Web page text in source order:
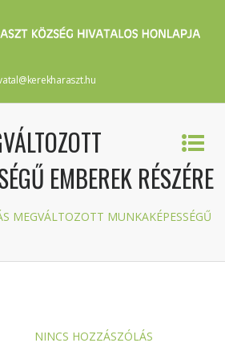
EMBEREK RÉSZÉRE
MEGVÁLTOZOTT MUNKAKÉPESSÉGŰ
NINCS HOZZÁSZÓLÁS